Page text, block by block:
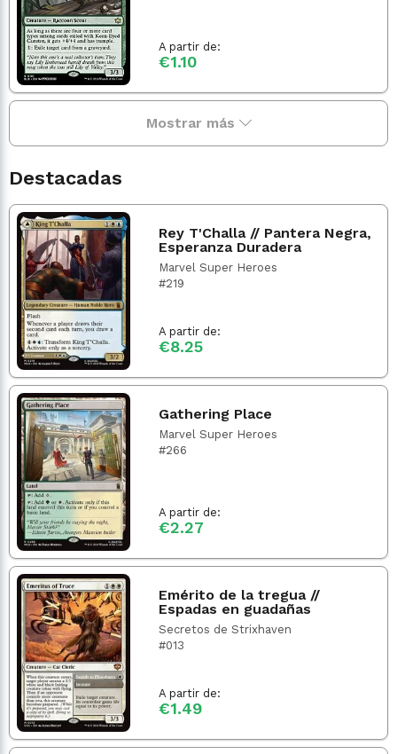
A partir de:
€1.10
Mostrar más
Destacadas
Rey T'Challa // Pantera Negra,
Esperanza Duradera
Marvel Super Heroes
#219
A partir de:
€8.25
Gathering Place
Marvel Super Heroes
#266
A partir de:
€2.27
Emérito de la tregua //
Espadas en guadañas
Secretos de Strixhaven
#013
A partir de:
€1.49